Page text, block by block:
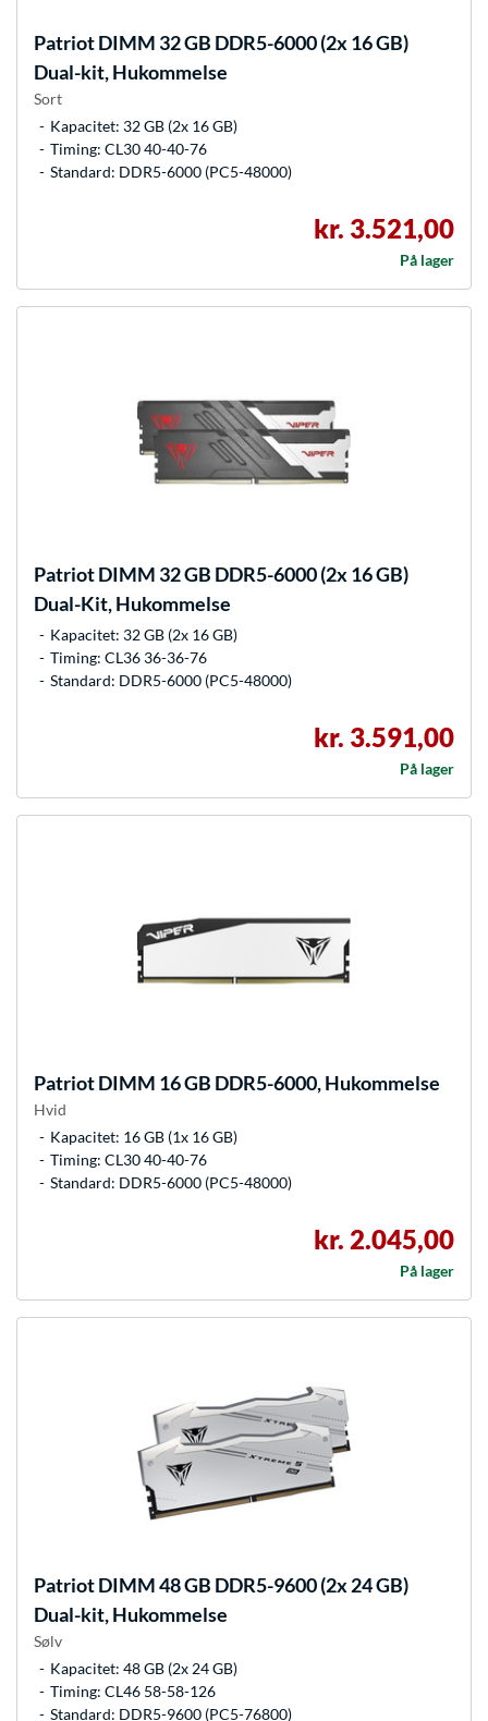
PatriotDIMM 32 GB DDR5-6000 (2x 16 GB)
Dual-kit, Hukommelse
Sort
Kapacitet: 32 GB (2x 16 GB)
Timing: CL30 40-40-76
Standard: DDR5-6000 (PC5-48000)
kr. 3.521,00
På lager
PatriotDIMM 32 GB DDR5-6000 (2x 16 GB)
Dual-Kit, Hukommelse
Kapacitet: 32 GB (2x 16 GB)
Timing: CL36 36-36-76
Standard: DDR5-6000 (PC5-48000)
kr. 3.591,00
På lager
PatriotDIMM 16 GB DDR5-6000, Hukommelse
Hvid
Kapacitet: 16 GB (1x 16 GB)
Timing: CL30 40-40-76
Standard: DDR5-6000 (PC5-48000)
kr. 2.045,00
På lager
PatriotDIMM 48 GB DDR5-9600 (2x 24 GB)
Dual-kit, Hukommelse
Sølv
Kapacitet: 48 GB (2x 24 GB)
Timing: CL46 58-58-126
Standard: DDR5-9600 (PC5-76800)